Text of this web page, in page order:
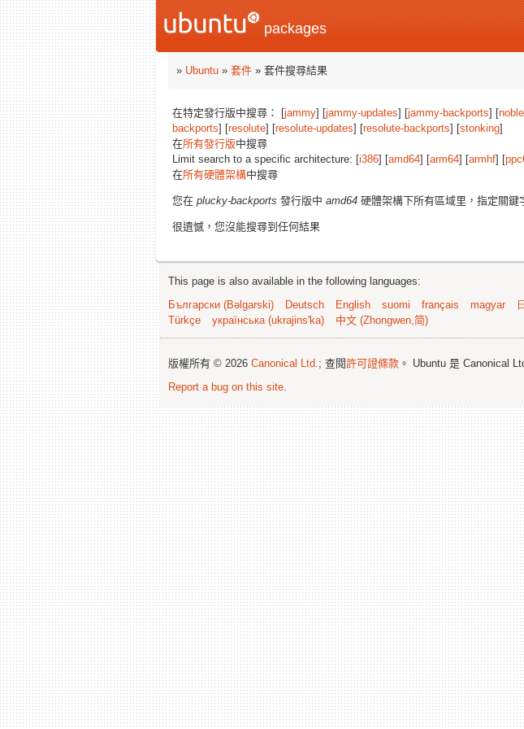
packages
» Ubuntu » 套件 » 套件搜尋結果
在特定發行版中搜尋： [jammy] [jammy-updates] [jammy-backports] [noble
backports] [resolute] [resolute-updates] [resolute-backports] [stonking]
在所有發行版中搜尋
Limit search to a specific architecture: [i386] [amd64] [arm64] [armhf] [
在所有硬體架構中搜尋
您在 plucky-backports 發行版中 amd64 硬體架構下所有區域里，指定關鍵
很遺憾，您沒能搜尋到任何結果
This page is also available in the following languages:
Български (Bəlgarski)
Deutsch English suomi français magyar
Türkçe
українська (ukrajins'ka) 中文 (Zhongwen,简)
版權所有 © 2026 Canonical Ltd.; 查閱許可證條款 。 Ubuntu 是 Canonical
Report a bug on this site.